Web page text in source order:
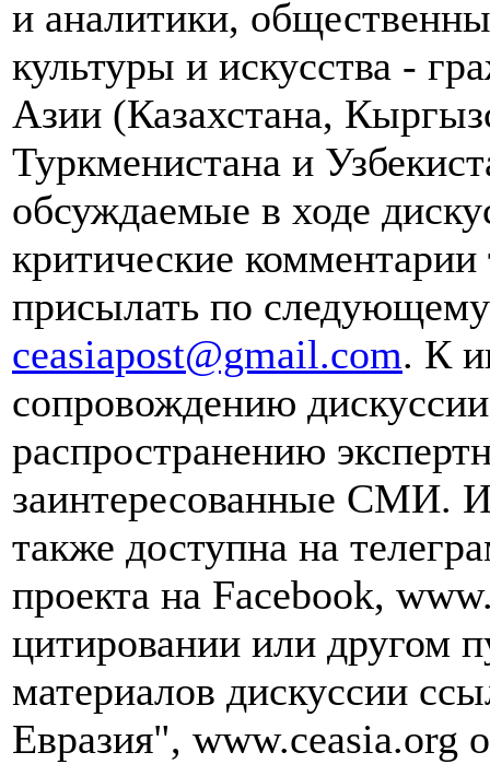
и аналитики,
культуры и искусства -
Азии (Казахстана,
Туркменистана и
обсуждаемые в ходе
критические
присылать по
ceasiapost@gmail.com. К
сопровождению
распространению
заинтересованные СМИ.
также доступна на
проекта на Facebook,
цитировании или другом
материалов дискуссии
Евразия", www.ceasia.org